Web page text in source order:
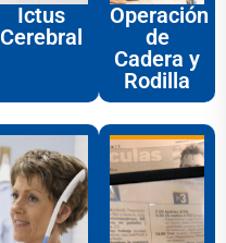
Ictus
Cerebral
Operación
de
Cadera y
Rodilla